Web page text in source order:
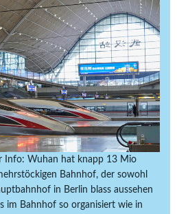
Info: Wuhan hat knapp 13 Mio
Bahnhof, der sowohl
in Berlin blass aussehen
im Bahnhof so organisiert wie in